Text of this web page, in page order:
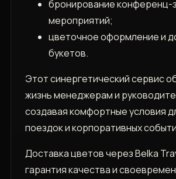
бронирование конференц-
мероприятий;
цветочное оформление и
букетов.
Этот синергетический сервис
жизнь менеджерам и
создавая комфортные условия
поездок и корпоративных
Доставка цветов через Belka
гарантия качества и